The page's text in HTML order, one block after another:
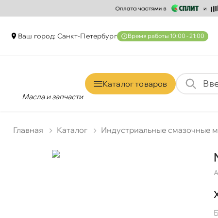
аш город: Санкт-Петербур ремя работы 10:00 - 21:00
Масла и запчасти
Каталог товаро
Главная Катало Индустриальные смазочные